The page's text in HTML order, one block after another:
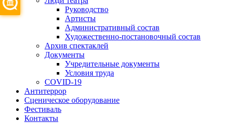
Руководство
Артисты
Административный состав
Художественно-постановочный состав
Архив спектаклей
Документы
Учредительные документы
Условия труда
COVID-19
Антитеррор
Сценическое оборудование
Фестиваль
Контакты